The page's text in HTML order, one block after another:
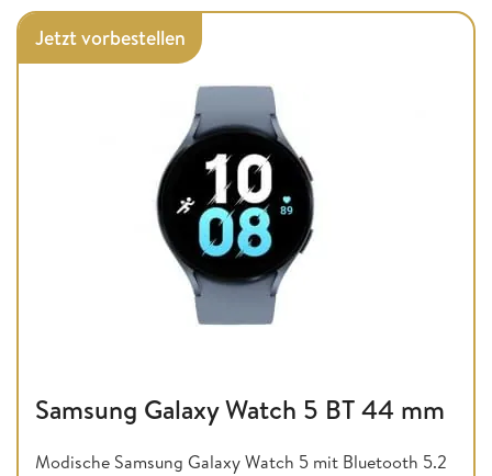
Jetzt vorbestellen
Samsung Galaxy Watch 5 BT 44 mm
Modische Samsung Galaxy Watch 5 mit Bluetooth 5.2